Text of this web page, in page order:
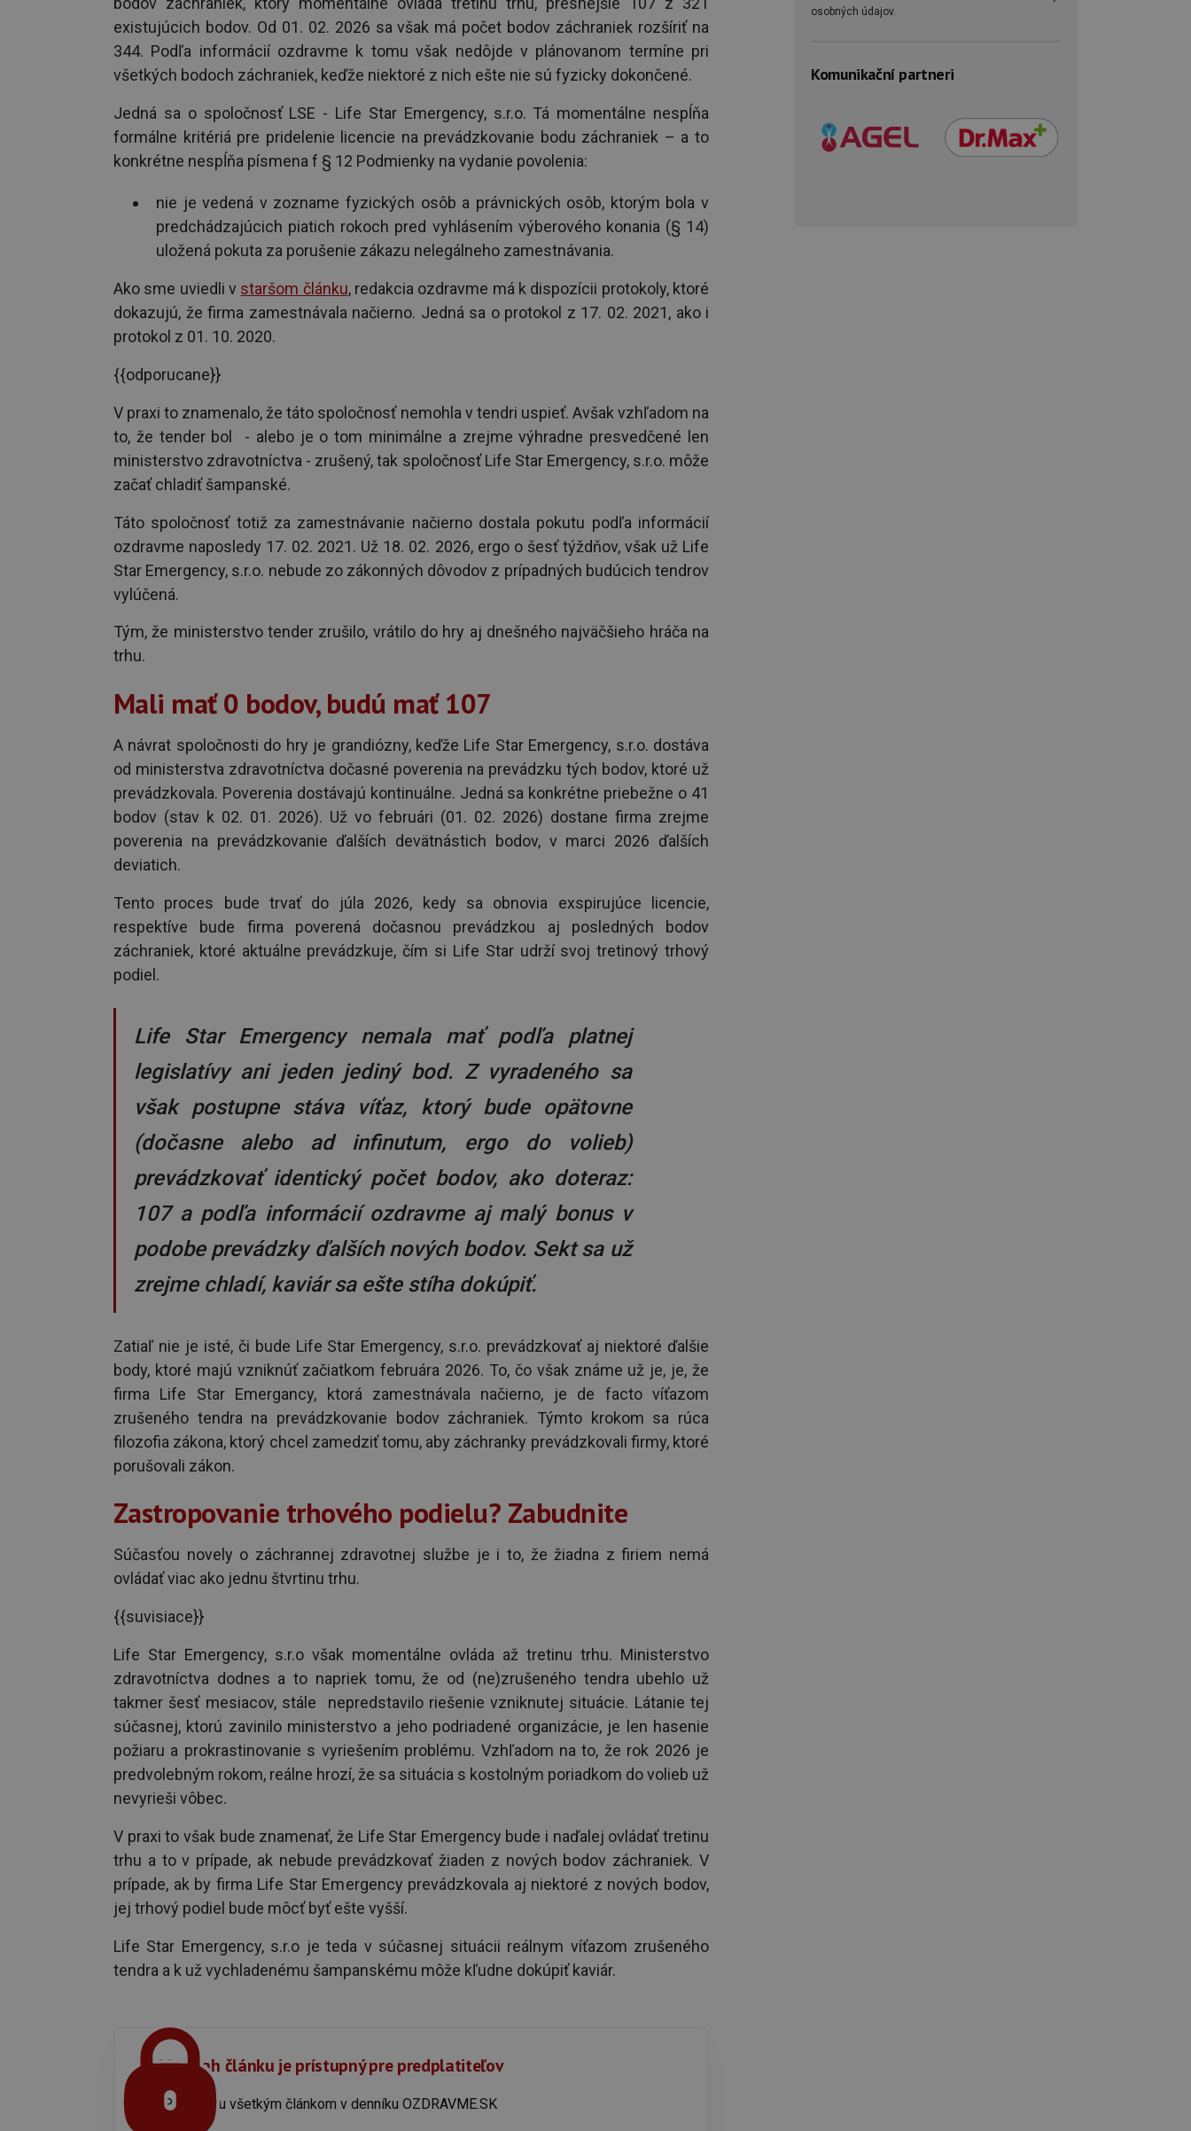
existujúcich bodov. Od 01. 02. 2026 sa však má počet bodov záchraniek rozšíriť na
344. Podľa informácií ozdravme k tomu však nedôjde v plánovanom termíne pri
všetkých bodoch záchraniek, keďže niektoré z nich ešte nie sú fyzicky dokončené.
Jedná sa o spoločnosť LSE - Life Star Emergency, s.r.o. Tá momentálne nespĺňa
formálne kritériá pre pridelenie licencie na prevádzkovanie bodu záchraniek – a to
konkrétne nespĺňa písmena f § 12 Podmienky na vydanie povolenia:
nie je vedená v zozname fyzických osôb a právnických osôb, ktorým bola v
predchádzajúcich piatich rokoch pred vyhlásením výberového konania (§ 14)
uložená pokuta za porušenie zákazu nelegálneho zamestnávania.
Ako sme uviedli v staršom článku, redakcia ozdravme má k dispozícii protokoly, ktoré
dokazujú, že firma zamestnávala načierno. Jedná sa o protokol z 17. 02. 2021, ako i
protokol z 01. 10. 2020.
{{odporucane}}
V praxi to znamenalo, že táto spoločnosť nemohla v tendri uspieť. Avšak vzhľadom na
to, že tender bol - alebo je o tom minimálne a zrejme výhradne presvedčené len
ministerstvo zdravotníctva - zrušený, tak spoločnosť Life Star Emergency, s.r.o. môže
začať chladiť šampanské.
Táto spoločnosť totiž za zamestnávanie načierno dostala pokutu podľa informácií
ozdravme naposledy 17. 02. 2021. Už 18. 02. 2026, ergo o šesť týždňov, však už Life
Star Emergency, s.r.o. nebude zo zákonných dôvodov z prípadných budúcich tendrov
vylúčená.
Tým, že ministerstvo tender zrušilo, vrátilo do hry aj dnešného najväčšieho hráča na
trhu.
Mali mať 0 bodov, budú mať 107
A návrat spoločnosti do hry je grandiózny, keďže Life Star Emergency, s.r.o. dostáva
od ministerstva zdravotníctva dočasné poverenia na prevádzku tých bodov, ktoré už
prevádzkovala. Poverenia dostávajú kontinuálne. Jedná sa konkrétne priebežne o 41
bodov (stav k 02. 01. 2026). Už vo februári (01. 02. 2026) dostane firma zrejme
poverenia na prevádzkovanie ďalších devätnástich bodov, v marci 2026 ďalších
deviatich.
Tento proces bude trvať do júla 2026, kedy sa obnovia exspirujúce licencie,
respektíve bude firma poverená dočasnou prevádzkou aj posledných bodov
záchraniek, ktoré aktuálne prevádzkuje, čím si Life Star udrží svoj tretinový trhový
podiel.
Life Star Emergency nemala mať podľa platnej
legislatívy ani jeden jediný bod. Z vyradeného sa
však postupne stáva víťaz, ktorý bude opätovne
(dočasne alebo ad infinutum, ergo do volieb)
prevádzkovať identický počet bodov, ako doteraz:
107 a podľa informácií ozdravme aj malý bonus v
podobe prevádzky ďalších nových bodov. Sekt sa už
zrejme chladí, kaviár sa ešte stíha dokúpiť.
Zatiaľ nie je isté, či bude Life Star Emergency, s.r.o. prevádzkovať aj niektoré ďalšie
body, ktoré majú vzniknúť začiatkom februára 2026. To, čo však známe už je, je, že
firma Life Star Emergancy, ktorá zamestnávala načierno, je de facto víťazom
zrušeného tendra na prevádzkovanie bodov záchraniek. Týmto krokom sa rúca
filozofia zákona, ktorý chcel zamedziť tomu, aby záchranky prevádzkovali firmy, ktoré
porušovali zákon.
Zastropovanie trhového podielu? Zabudnite
Súčasťou novely o záchrannej zdravotnej službe je i to, že žiadna z firiem nemá
ovládať viac ako jednu štvrtinu trhu.
{{suvisiace}}
Life Star Emergency, s.r.o však momentálne ovláda až tretinu trhu. Ministerstvo
zdravotníctva dodnes a to napriek tomu, že od (ne)zrušeného tendra ubehlo už
takmer šesť mesiacov, stále nepredstavilo riešenie vzniknutej situácie. Látanie tej
súčasnej, ktorú zavinilo ministerstvo a jeho podriadené organizácie, je len hasenie
požiaru a prokrastinovanie s vyriešením problému. Vzhľadom na to, že rok 2026 je
predvolebným rokom, reálne hrozí, že sa situácia s kostolným poriadkom do volieb už
nevyrieši vôbec.
V praxi to však bude znamenať, že Life Star Emergency bude i naďalej ovládať tretinu
trhu a to v prípade, ak nebude prevádzkovať žiaden z nových bodov záchraniek. V
prípade, ak by firma Life Star Emergency prevádzkovala aj niektoré z nových bodov,
jej trhový podiel bude môcť byť ešte vyšší.
Life Star Emergency, s.r.o je teda v súčasnej situácii reálnym víťazom zrušeného
tendra a k už vychladenému šampanskému môže kľudne dokúpiť kaviár.
Celý obsah článku je prístupný pre predplatiteľov
Prístup ku všetkým článkom v denníku OZDRAVME.SK
osobných údajov.
Komunikační partneri